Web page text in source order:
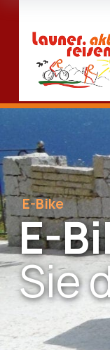
E-Bike
E-
Sie